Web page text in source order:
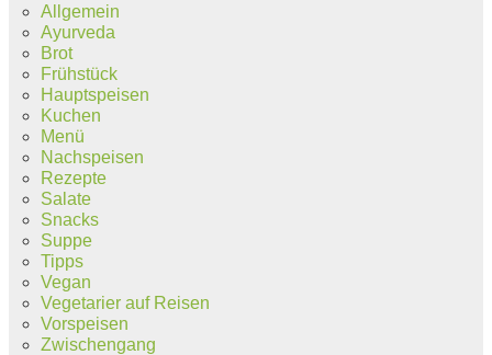
Allgemein
Ayurveda
Brot
Frühstück
Hauptspeisen
Kuchen
Menü
Nachspeisen
Rezepte
Salate
Snacks
Suppe
Tipps
Vegan
Vegetarier auf Reisen
Vorspeisen
Zwischengang